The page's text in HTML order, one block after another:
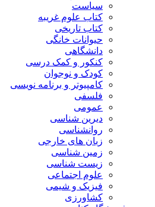
سیاست
کتاب علوم غریبه
کتاب تاریخی
حیوانات خانگی
دانشگاهی
کنکور و کمک‌ درسی
کودک و نوجوان
کامپیوتر و برنامه نویسی
فلسفی
عمومی
دیرین شناسی
روانشناسی
زبان های خارجی
زمین شناسی
زیست شناسی
علوم اجتماعی
فیزیک و شیمی
کشاورزی